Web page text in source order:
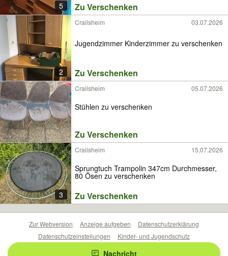
5 Zu Verschenken
2
Crailsheim 03.07.2026
Jugendzimmer Kinderzimmer zu verschenken
Zu Verschenken
Crailsheim 05.07.2026
Stühlen zu verschenken
Zu Verschenken
3
Crailsheim 15.07.2026
Sprungtuch Trampolin 347cm Durchmesser,
80 Ösen zu verschenken
Zu Verschenken
Nachricht
Zur Webversion Anzeige aufgeben
Datenschutzerklärung
Datenschutzeinstellungen
Kinder- und Jugendschutz
Barrierefreiheitserklärung